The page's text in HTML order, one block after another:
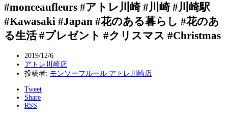
#monceaufleurs #アトレ川崎 #川崎 #川崎駅
#Kawasaki #Japan #花のある暮らし #花のあ
る生活 #プレゼント #クリスマス #Christmas
2019/12/6
アトレ川崎店
投稿者: モンソーフルール アトレ川崎店
Tweet
Share
RSS